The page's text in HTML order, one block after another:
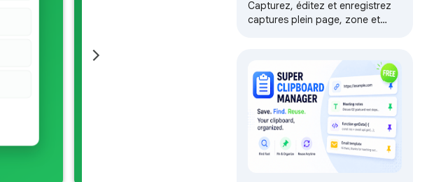
Capturez, éditez et enregistrez
captures plein page, zone et